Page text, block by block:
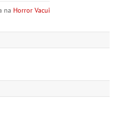
na Horror Vacui